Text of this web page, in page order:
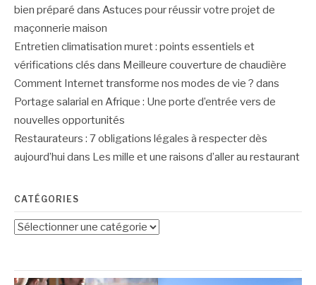
bien préparé dans Astuces pour réussir votre projet de
maçonnerie maison
Entretien climatisation muret : points essentiels et
vérifications clés dans Meilleure couverture de chaudière
Comment Internet transforme nos modes de vie ? dans
Portage salarial en Afrique : Une porte d’entrée vers de
nouvelles opportunités
Restaurateurs : 7 obligations légales à respecter dès
aujourd’hui dans Les mille et une raisons d’aller au restaurant
CATÉGORIES
Catégories